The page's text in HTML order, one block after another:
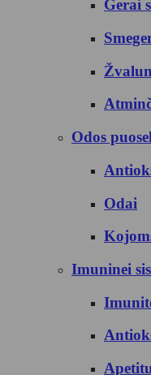
Gerai
Odos
Odai
Imuninei